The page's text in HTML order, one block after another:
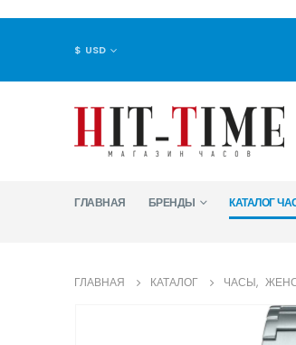
$ USD
ГЛАВНАЯ БРЕНДЫ КАТАЛОГ
ГЛАВНАЯ КАТАЛОГ ЧАСЫ,